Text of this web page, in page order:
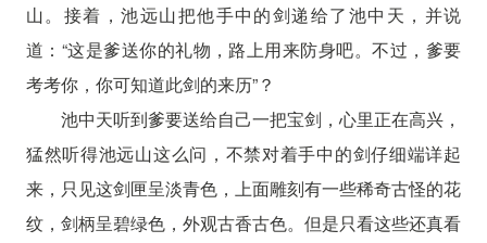
山。接着，池远山把他手中的剑递给了池中天，并说
道：“这是爹送你的礼物，路上用来防身吧。不过，爹要
考考你，你可知道此剑的来历”？
池中天听到爹要送给自己一把宝剑，心里正在高兴，
猛然听得池远山这么问，不禁对着手中的剑仔细端详起
来，只见这剑匣呈淡青色，上面雕刻有一些稀奇古怪的花
纹，剑柄呈碧绿色，外观古香古色。但是只看这些还真看